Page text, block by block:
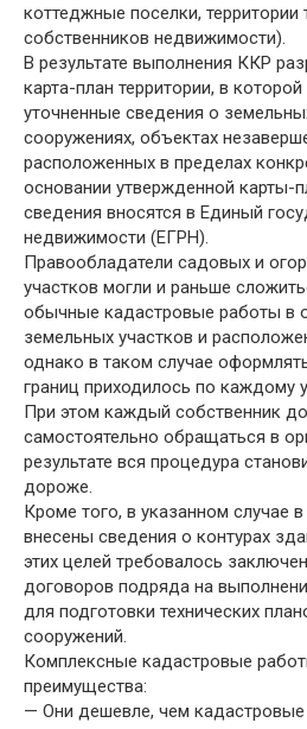
коттеджные поселки, территории
собственников недвижимости).
В результате выполнения ККР
карта-план территории, в
уточненные сведения о
сооружениях, объектах
расположенных в пределах
основании утвержденной карты-
сведения вносятся в Единый
недвижимости (ЕГРН).
Правообладатели садовых и
участков могли и раньше
обычные кадастровые работы в
земельных участков и
однако в таком случае
границ приходилось по каждому
При этом каждый собственник
самостоятельно обращаться в
результате вся процедура
дороже.
Кроме того, в указанном случае
внесены сведения о контурах
этих целей требовалось
договоров подряда на
для подготовки технических
сооружений.
Комплексные кадастровые
преимущества:
— Они дешевле, чем